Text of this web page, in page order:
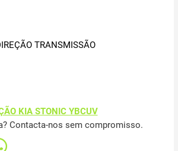
TRANSMISSÃO
KIA STONIC YBCUV
Contacta-nos sem compromisso.